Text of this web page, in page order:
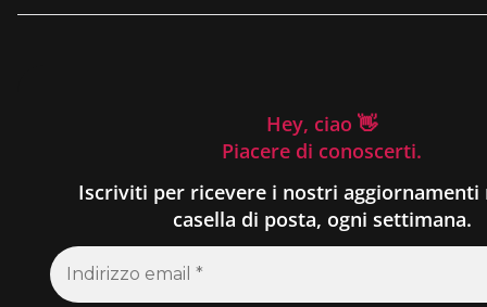
Hey, ciao 👋
Piacere di conoscerti.
Iscriviti per ricevere i nostri aggiornamenti
casella di posta, ogni settimana.